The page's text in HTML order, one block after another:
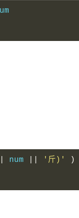
num '斤)' )